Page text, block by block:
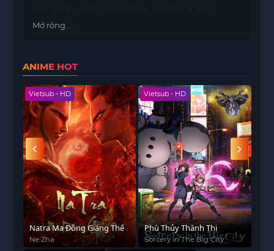
đồng thời chứng kiến lịch sử diễn ra.
Mở rộng...
ANIME HOT
Vietsub - HD
Natra Ma Đồng Giáng Thế
Ne Zha
Vietsub - HD
Phù Thủy Thành Thị
Sorcery in The Big City